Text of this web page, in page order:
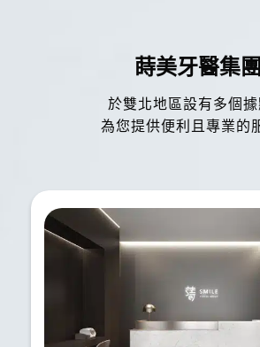
蒔美牙醫集團
於雙北地區設有多個據
為您提供便利且專業的